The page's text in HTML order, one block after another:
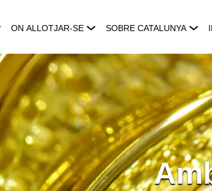
ON ALLOTJAR-SE SOBRE CATALUNYA